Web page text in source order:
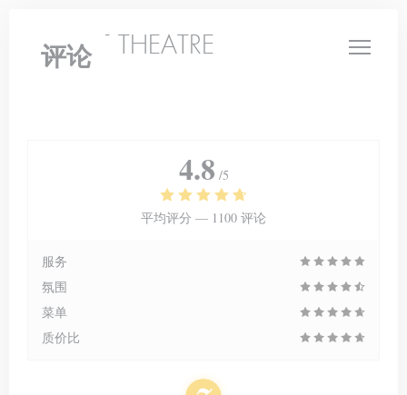
LE PETIT THEATRE
评论
4.8 /5
平均评分 — 1100 评论
服务
氛围
菜单
质价比